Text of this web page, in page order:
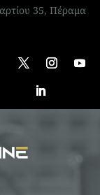
35, Πέραμα